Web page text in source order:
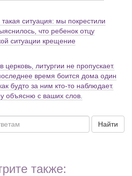
ситуация: мы покрестили
что ребенок отцу
ситуации крещение
литургии не пропускает.
время боится дома один
будто за ним кто-то наблюдает.
объясню с ваших слов.
Найти
также: